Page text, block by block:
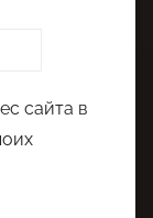
сайта в